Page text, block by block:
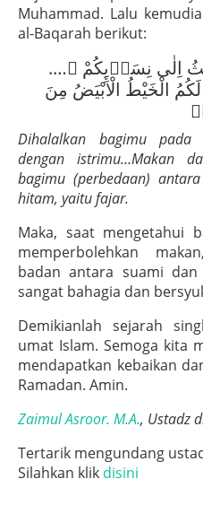
Muhammad. Lalu
al-Baqarah berikut:
اِلٰى نِسَاۤىِٕكُمْ ۗ….
لَكُمُ الْخَيْطُ الْاَبْيَضُ مِنَ
Dihalalkan bagimu pada
dengan istrimu…Makan
bagimu (perbedaan)
hitam, yaitu fajar.
Maka, saat mengetahui
memperbolehkan
badan antara suami
sangat bahagia dan
Demikianlah sejarah
umat Islam. Semoga kita
mendapatkan kebaikan
Ramadan. Amin.
Zaimul Asroor. M.A., Ustadz
Tertarik mengundang
Silahkan klik disini